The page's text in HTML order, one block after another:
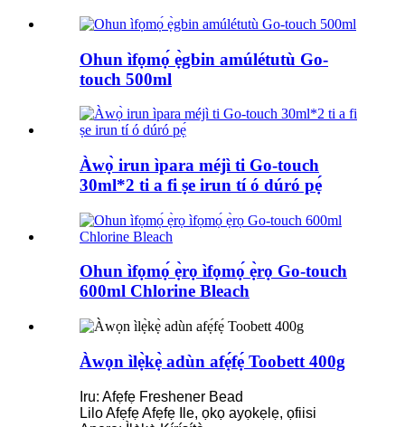
Ohun ìfọmọ́ ẹ̀gbin amúlétutù Go-
touch 500ml
Àwọ̀ irun ìpara méjì ti Go-touch
30ml*2 ti a fi ṣe irun tí ó dúró pẹ́
Ohun ìfọmọ́ ẹ̀rọ ìfọmọ́ ẹ̀rọ Go-touch
600ml Chlorine Bleach
Àwọn ìlẹ̀kẹ̀ adùn afẹ́fẹ́ Toobett 400g
Iru: Afẹfẹ Freshener Bead
Lilo Afẹfẹ Afẹfẹ Ile, ọkọ ayọkẹlẹ, ọfiisi